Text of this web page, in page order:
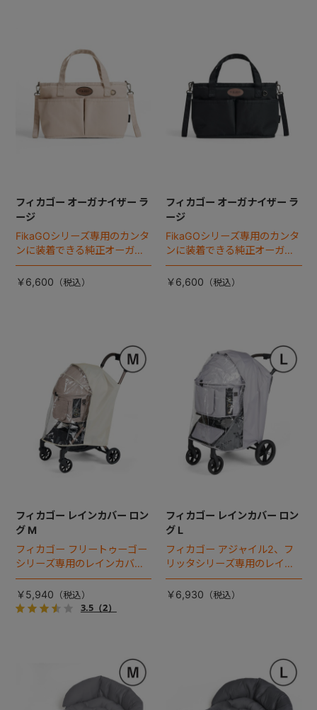
フィカゴー オーガナイザー ラ
ージ
FikaGOシリーズ専用のカンタ
ンに装着できる純正オーガナ
イザー。
￥6,600
フィカゴー オーガナイザー ラ
ージ
FikaGOシリーズ専用のカンタ
ンに装着できる純正オーガナ
イザー。
￥6,600
フィカゴー レインカバー ロン
グ M
フィカゴー フリートゥーゴー
シリーズ専用のレインカバ
ー。雨の日のお出かけも安
心。
￥5,940
3.5（2）
フィカゴー レインカバー ロン
グ L
フィカゴー アジャイル2、フ
リッタシリーズ専用のレイン
カバー。雨の日のお出かけも
安心。
￥6,930